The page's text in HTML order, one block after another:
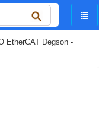
EtherCAT Degson -